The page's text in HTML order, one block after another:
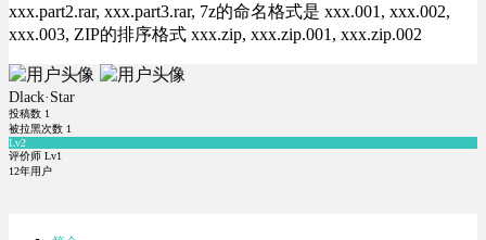
xxx.part2.rar, xxx.part3.rar, 7z的命名格式是 xxx.001, xxx.002,
xxx.003, ZIP的排序格式 xxx.zip, xxx.zip.001, xxx.zip.002
Dlack·Star
投稿数 1
被拉黑次数 1
Lv2
评价师 Lv1
12年用户